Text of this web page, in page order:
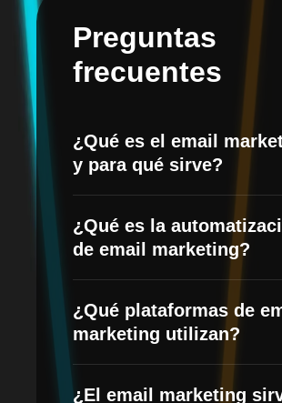
Preguntas
frecuentes
¿Qué es el email
y para qué sirve?
clientes y prospectos por correo
electrónico para nutrir relaciones,
del usuario, mejorando las
apertura y conversión.
¿Qué es la
de email marketing?
automáticamente en momentos
(bienvenida, carrito abandonado,
¿Qué plataformas de
marketing utilizan?
Mailchimp, Klaviyo, HubSpot y
¿El email marketing